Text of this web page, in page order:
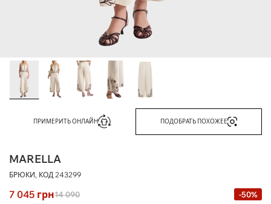
ПРИМЕРИТЬ ОНЛАЙН ПОДОБРАТЬ ПОХОЖЕЕ
MARELLA
БРЮКИ, КОД 243299
7 045 грн14 090 -50%